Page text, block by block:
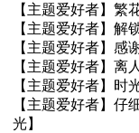
【主题爱好者】繁
【主题爱好者】解
【主题爱好者】感
【主题爱好者】离
【主题爱好者】时
【主题爱好者】仔
光】